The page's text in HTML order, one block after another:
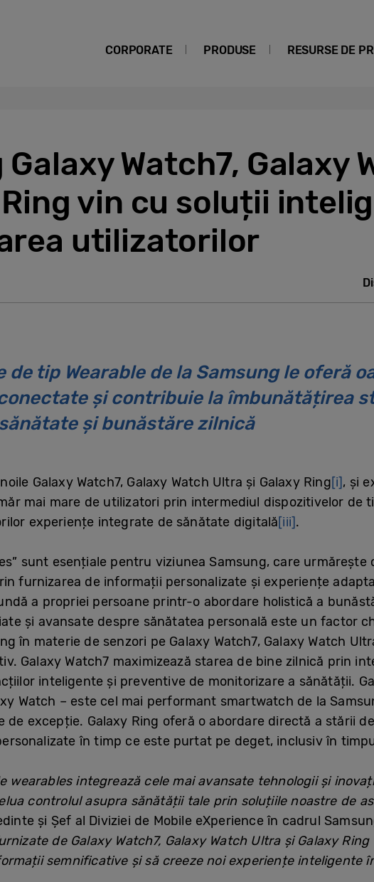
CORPORATE PRODUSE RESURSE DE
Watch7, Galaxy
vin cu soluții
utilizatorilor
tip Wearable de la Samsung le oferă
și contribuie la îmbunătățirea
și bunăstăre zilnică
Galaxy Watch7, Galaxy Watch Ultra și Galaxy Ring[i], și
mai mare de utilizatori prin intermediul dispozitivelor de
experiențe integrate de sănătate digitală[iii].
sunt esențiale pentru viziunea Samsung, care urmărește
furnizarea de informații personalizate și experiențe
a propriei persoane printr-o abordare holistică a
și avansate despre sănătatea personală este un factor
în materie de senzori pe Galaxy Watch7, Galaxy Watch
Galaxy Watch7 maximizează starea de bine zilnică prin
inteligente și preventive de monitorizare a sănătății.
Watch – este cel mai performant smartwatch de la
excepție. Galaxy Ring oferă o abordare directă a stării
în timp ce este purtat pe deget, inclusiv în
wearables integrează cele mai avansate tehnologii și
controlul asupra sănătății tale prin soluțiile noastre de
și Șef al Diviziei de Mobile eXperience în cadrul
de Galaxy Watch7, Galaxy Watch Ultra și Galaxy
semnificative și să creeze noi experiențe inteligente